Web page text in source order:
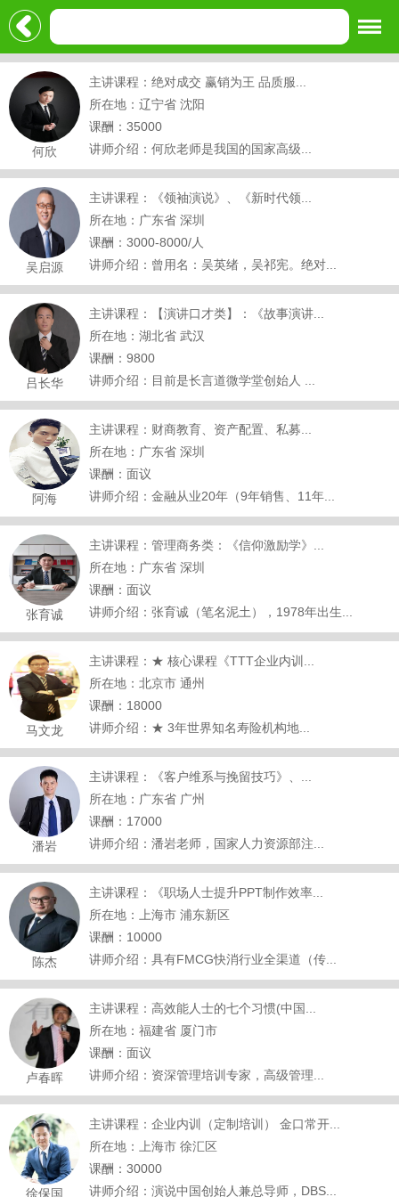
何欣
主讲课程：绝对成交 赢销为王 品质服...
所在地：辽宁省 沈阳
课酬：35000
讲师介绍：何欣老师是我国的国家高级...
吴启源
主讲课程：《领袖演说》、《新时代领...
所在地：广东省 深圳
课酬：3000-8000/人
讲师介绍：曾用名：吴英绪，吴祁宪。绝对...
吕长华
主讲课程：【演讲口才类】：《故事演讲...
所在地：湖北省 武汉
课酬：9800
讲师介绍：目前是长言道微学堂创始人 ...
阿海
主讲课程：财商教育、资产配置、私募...
所在地：广东省 深圳
课酬：面议
讲师介绍：金融从业20年（9年销售、11年...
张育诚
主讲课程：管理商务类：《信仰激励学》...
所在地：广东省 深圳
课酬：面议
讲师介绍：张育诚（笔名泥土），1978年出生...
马文龙
主讲课程：★ 核心课程《TTT企业内训...
所在地：北京市 通州
课酬：18000
讲师介绍：★ 3年世界知名寿险机构地...
潘岩
主讲课程：《客户维系与挽留技巧》、...
所在地：广东省 广州
课酬：17000
讲师介绍：潘岩老师，国家人力资源部注...
陈杰
主讲课程：《职场人士提升PPT制作效率...
所在地：上海市 浦东新区
课酬：10000
讲师介绍：具有FMCG快消行业全渠道（传...
卢春晖
主讲课程：高效能人士的七个习惯(中国...
所在地：福建省 厦门市
课酬：面议
讲师介绍：资深管理培训专家，高级管理...
徐保国
主讲课程：企业内训（定制培训） 金口常开...
所在地：上海市 徐汇区
课酬：30000
讲师介绍：演说中国创始人兼总导师，DBS...